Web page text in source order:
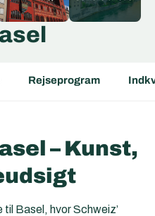
Rejseprogram
– Kunst,
Basel, hvor Schweiz’